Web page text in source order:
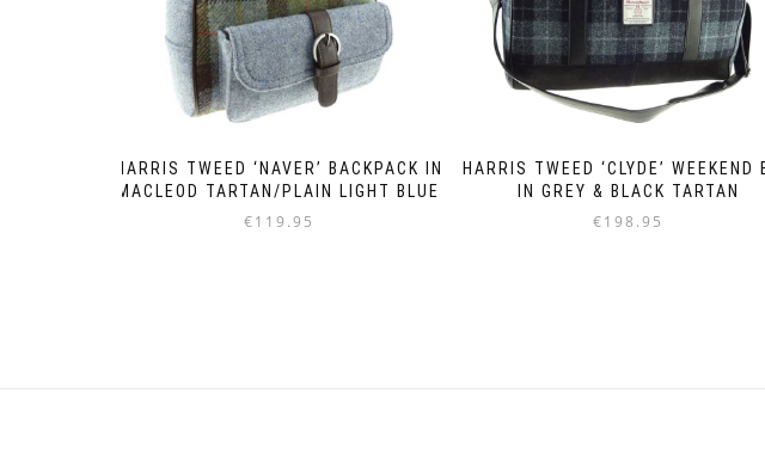
HARRIS TWEED ‘NAVER’ BACKPACK IN
MACLEOD TARTAN/PLAIN LIGHT BLUE
€119.95
HARRIS TWEED ‘CLYDE’ WEEKEND
IN GREY & BLACK TARTAN
€198.95